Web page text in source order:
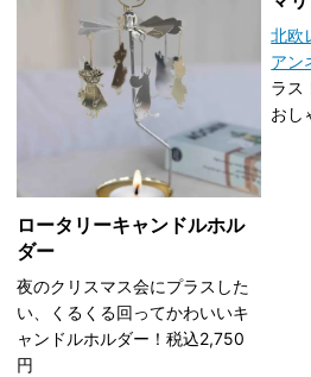
ロータリーキャンドルホル
ダー
夜のクリスマス会にプラスした
い、くるくる回ってかわいいキ
ャンドルホルダー！税込2,750
円
北欧
アン
ラス
おし